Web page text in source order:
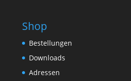
Shop
Bestellungen
Downloads
Adressen